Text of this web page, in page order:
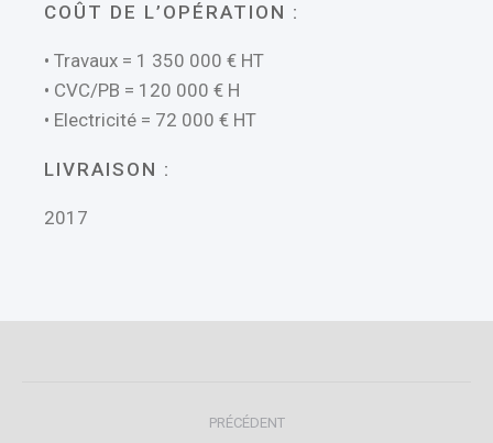
COÛT DE L’OPÉRATION :
• Travaux = 1 350 000 € HT
• CVC/PB = 120 000 € H
• Electricité = 72 000 € HT
LIVRAISON :
2017
PRÉCÉDENT